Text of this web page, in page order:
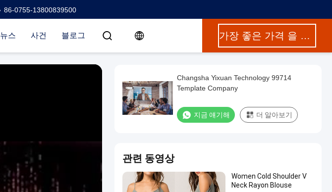
86-0755-13800839500
뉴스 사건 블로그 가장 좋은 가격 을 구하라
Changsha Yixuan Technology 99714
Template Company
지금 얘기해 더 알아보기
관련 동영상
Women Cold Shoulder V
Neck Rayon Blouse